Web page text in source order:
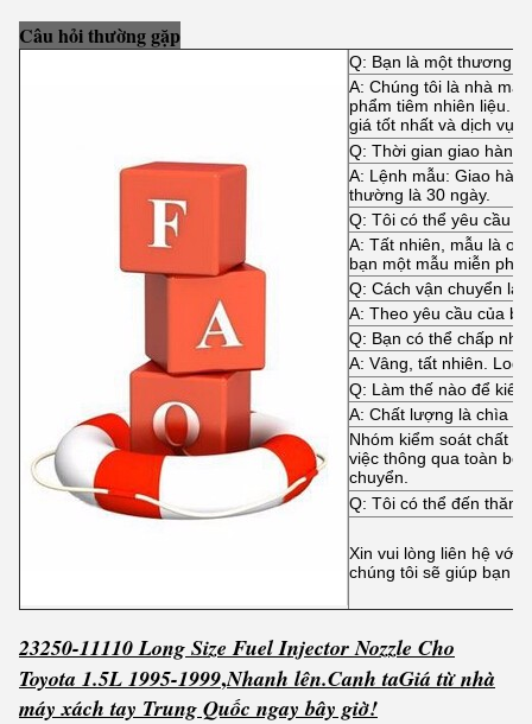
Câu hỏi thường gặp
Q: Bạn là một thương
A: Chúng tôi là nhà
phẩm tiêm nhiên liệu.
giá tốt nhất và dịch vụ
Q: Thời gian giao hàng
A: Lệnh mẫu: Giao
thường là 30 ngày.
Q: Tôi có thể yêu cầu
A: Tất nhiên, mẫu là ok
bạn một mẫu miễn phí.
Q: Cách vận chuyển là
A: Theo yêu cầu của
Q: Bạn có thể chấp
A: Vâng, tất nhiên.
Q: Làm thế nào để
A: Chất lượng là chìa
Nhóm kiểm soát chất
việc thông qua toàn bộ
chuyển.
Q: Tôi có thể đến thăm
Xin vui lòng liên hệ với
chúng tôi sẽ giúp bạn
23250-11110 Long Size Fuel Injector Nozzle Cho
Toyota 1.5L 1995-1999,Nhanh lên.Canh taGiá từ nhà
máy xách tay Trung Quốc ngay bây giờ!